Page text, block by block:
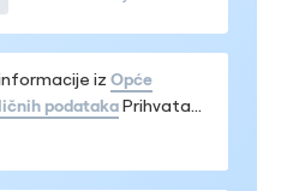
iz Opće
podataka
u navedenom
Sarajevo, kao i iz